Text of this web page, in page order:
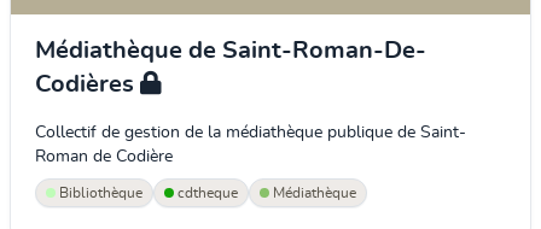
Médiathèque de Saint-Roman-De-
Codières
Collectif de gestion de la médiathèque publique de Saint-
Roman de Codière
Bibliothèque cdtheque Médiathèque